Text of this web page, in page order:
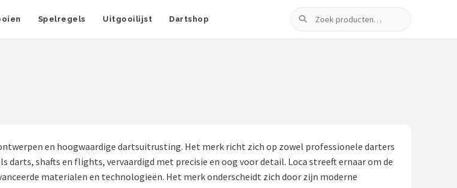
Spelregels Uitgooilijst Dartshop
Zoeken
en hoogwaardige dartsuitrusting. Het merk richt zich op zowel professionele darters
darts, shafts en flights, vervaardigd met precisie en oog voor detail. Loca streeft ernaar om de
materialen en technologieën. Het merk onderscheidt zich door zijn moderne